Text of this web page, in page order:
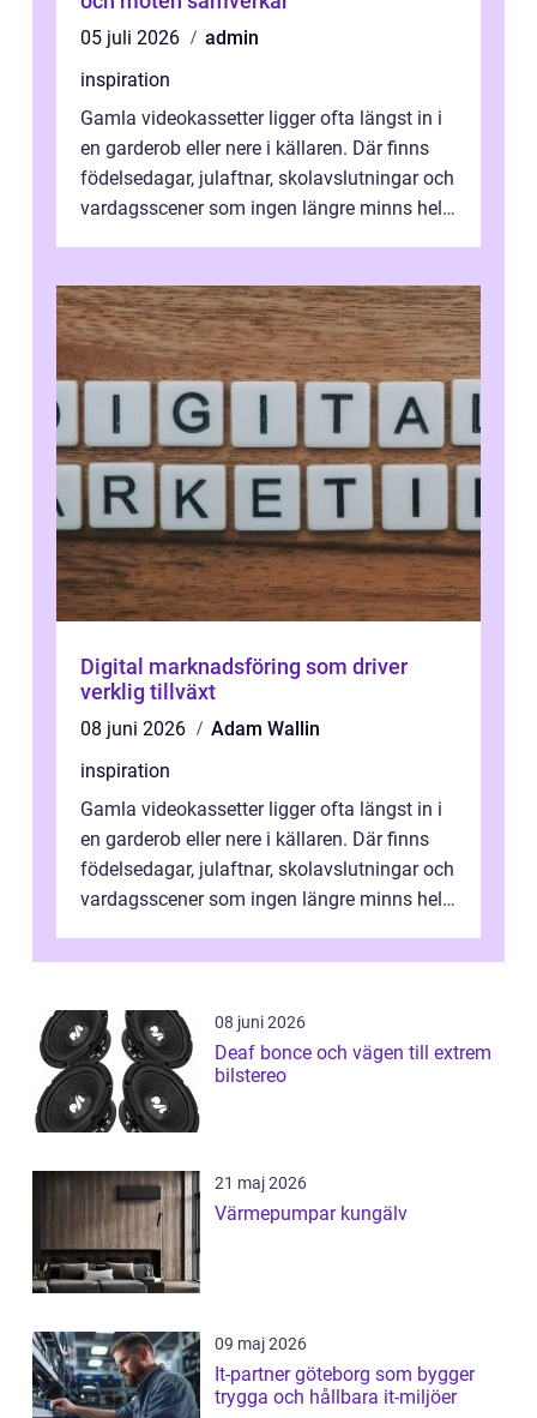
05 juli 2026
admin
inspiration
Gamla videokassetter ligger ofta längst in i
en garderob eller nere i källaren. Där finns
födelsedagar, julaftnar, skolavslutningar och
vardagsscener som ingen längre minns helt.
Digital marknadsföring som driver
verklig tillväxt
08 juni 2026
Adam Wallin
inspiration
Gamla videokassetter ligger ofta längst in i
en garderob eller nere i källaren. Där finns
födelsedagar, julaftnar, skolavslutningar och
vardagsscener som ingen längre minns helt.
08 juni 2026
Deaf bonce och vägen till extrem
bilstereo
21 maj 2026
Värmepumpar kungälv
09 maj 2026
It-partner göteborg som bygger
trygga och hållbara it-miljöer